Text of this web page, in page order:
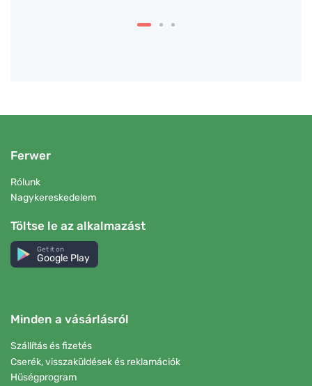
Ferwer
Rólunk
Nagykereskedelem
Töltse le az alkalmazást
Get it on
Google Play
Minden a vásárlásról
Szállítás és fizetés
Cserék, visszaküldések és reklamációk
Hűségprogram